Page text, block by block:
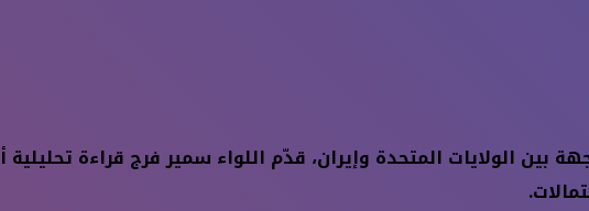
بين الولايات المتحدة وإيران، قدّم اللواء سمير فرج قراءة